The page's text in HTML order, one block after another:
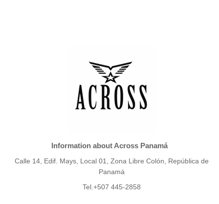
Information about Across Panamá
Calle 14, Edif. Mays, Local 01, Zona Libre Colón, República de
Panamá
Tel.+507 445-2858